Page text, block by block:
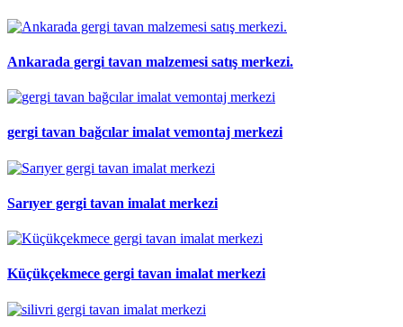
Ankarada gergi tavan malzemesi satış merkezi.
gergi tavan bağcılar imalat vemontaj merkezi
Sarıyer gergi tavan imalat merkezi
Küçükçekmece gergi tavan imalat merkezi